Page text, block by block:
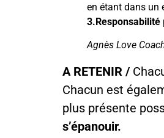
en étant dans un
3.Responsabilité
Agnès Love
A RETENIR /
Chacun est
plus présente
s’épanouir.